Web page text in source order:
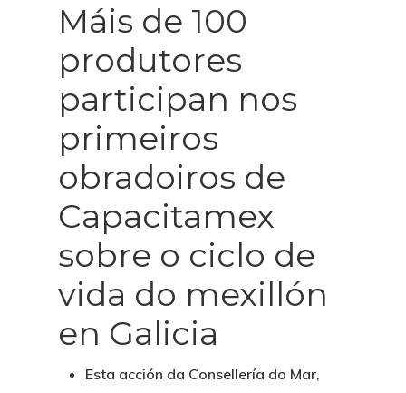
Máis de 100
produtores
participan nos
primeiros
obradoiros de
Capacitamex
sobre o ciclo de
vida do mexillón
en Galicia
Esta acción da Consellería do Mar,